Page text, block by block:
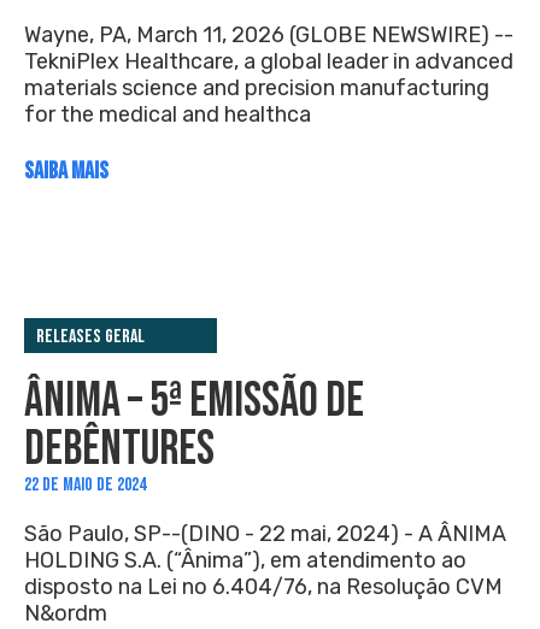
Wayne, PA, March 11, 2026 (GLOBE NEWSWIRE) --
TekniPlex Healthcare, a global leader in advanced
materials science and precision manufacturing
for the medical and healthca
SAIBA MAIS
Releases Geral
ÂNIMA – 5ª EMISSÃO DE
DEBÊNTURES
22 DE MAIO DE 2024
São Paulo, SP--(DINO - 22 mai, 2024) - A ÂNIMA
HOLDING S.A. (“Ânima”), em atendimento ao
disposto na Lei no 6.404/76, na Resolução CVM
N&ordm